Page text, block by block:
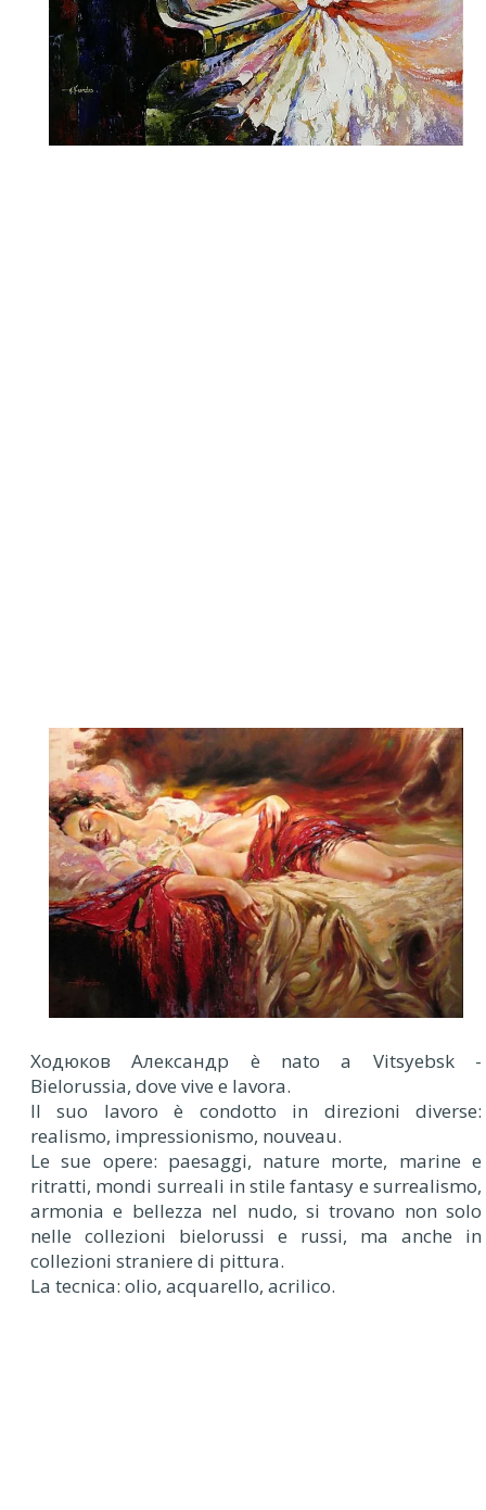
Ходюков Александр è nato a Vitsyebsk -
Bielorussia, dove vive e lavora.
Il suo lavoro è condotto in direzioni diverse:
realismo, impressionismo, nouveau.
Le sue opere: paesaggi, nature morte, marine e
ritratti, mondi surreali in stile fantasy e surrealismo,
armonia e bellezza nel nudo, si trovano non solo
nelle collezioni bielorussi e russi, ma anche in
collezioni straniere di pittura.
La tecnica: olio, acquarello, acrilico.